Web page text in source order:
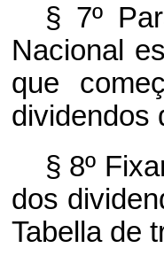
§ 7º
Nacional
que
dividendos
§ 8º
dos
Tabella de